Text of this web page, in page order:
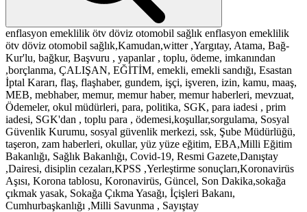
enflasyon emeklilik ötv döviz otomobil sağlık enflasyon emeklilik
ötv döviz otomobil sağlık,Kamudan,witter ,Yargıtay, Atama, Bağ-
Kur'lu, bağkur, Başvuru , yapanlar , toplu, ödeme, imkanından
,borçlanma, ÇALIŞAN, EĞİTİM, emekli, emekli sandığı, Esastan
İptal Kararı, flaş, flaşhaber, gundem, işçi, işveren, izin, kamu, maaş,
MEB, mebhaber, memur, memur haber, memur haberleri, mevzuat,
Ödemeler, okul müdürleri, para, politika, SGK, para iadesi , prim
iadesi, SGK'dan , toplu para , ödemesi,koşullar,sorgulama, Sosyal
Güvenlik Kurumu, sosyal güvenlik merkezi, ssk, Şube Müdürlüğü,
taşeron, zam haberleri, okullar, yüz yüze eğitim, EBA,Milli Eğitim
Bakanlığı, Sağlık Bakanlığı, Covid-19, Resmi Gazete,Danıştay
,Dairesi, disiplin cezaları,KPSS ,Yerleştirme sonuçları,Koronavirüs
Aşısı, Korona tablosu, Koronavirüs, Güncel, Son Dakika,sokağa
çıkmak yasak, Sokağa Çıkma Yasağı, İçişleri Bakanı,
Cumhurbaşkanlığı ,Milli Savunma , Sayıştay